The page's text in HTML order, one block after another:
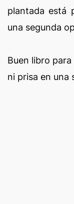
plantada está
una segunda
Buen libro
ni prisa en una